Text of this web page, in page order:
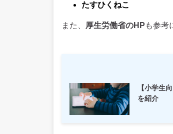
たすひくねこ
また、 厚生労働省のHP も参考
【小学生
を紹介